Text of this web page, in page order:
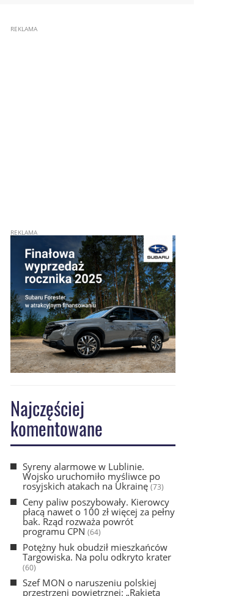
Najczęściej
komentowane
Syreny alarmowe w Lublinie.
Wojsko uruchomiło myśliwce po
rosyjskich atakach na Ukrainę(73)
Ceny paliw poszybowały. Kierowcy
płacą nawet o 100 zł więcej za pełny
bak. Rząd rozważa powrót
programu CPN (64)
Potężny huk obudził mieszkańców
Targowiska. Na polu odkryto krater
(60)
Szef MON o naruszeniu polskiej
przestrzeni powietrznej: „Rakieta